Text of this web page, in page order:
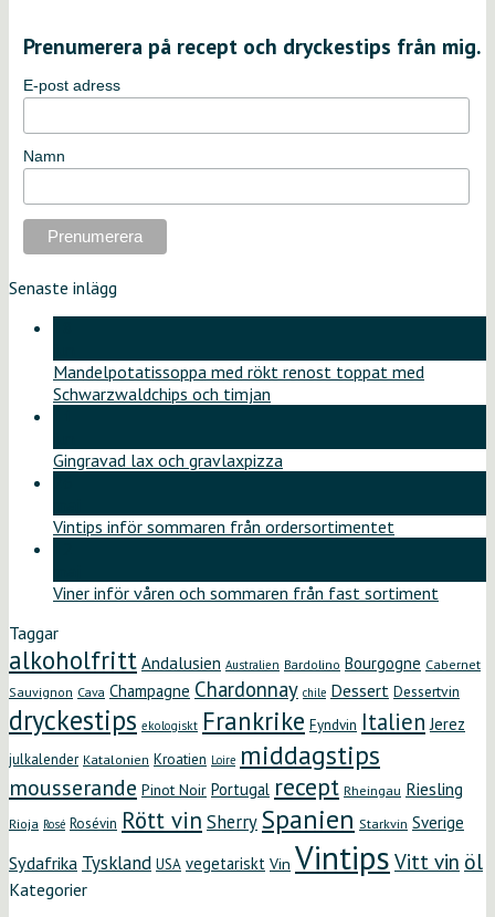
Prenumerera på recept och dryckestips från mig.
E-post adress
Namn
Senaste inlägg
Mandelpotatissoppa med rökt renost toppat med
Schwarzwaldchips och timjan
Gingravad lax och gravlaxpizza
Vintips inför sommaren från ordersortimentet
Viner inför våren och sommaren från fast sortiment
Taggar
alkoholfritt Andalusien Australien Bardolino Bourgogne Cabernet
Sauvignon Cava Champagne Chardonnay chile Dessert Dessertvin
dryckestips ekologiskt Frankrike Fyndvin Italien Jerez
julkalender Katalonien Kroatien Loire middagstips
mousserande Pinot Noir Portugal recept Rheingau Riesling
Rioja Rosé Rosévin Rött vin SherrySpanien Starkvin Sverige
Sydafrika Tyskland USA vegetariskt Vin Vintips Vitt vin öl
Kategorier